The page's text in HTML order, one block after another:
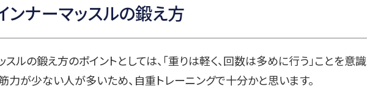
ンナーマッスルの鍛え方
ルの鍛え方のポイントとしては、「重りは軽く、回数は多めに行う」ことを意識
筋力が少ない人が多いため、自重トレーニングで十分かと思います。